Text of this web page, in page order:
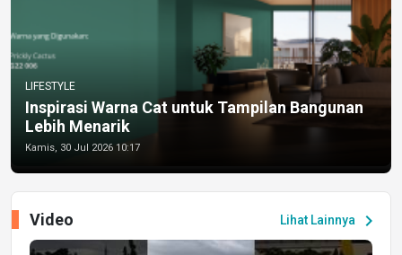
LIFESTYLE
Inspirasi Warna Cat untuk Tampilan Bangunan
Lebih Menarik
Kamis, 30 Jul 2026 10:17
Lihat Lainnya chevron_right
Video